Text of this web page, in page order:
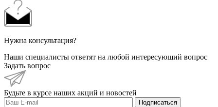
Нужна консультация?
Наши специалисты ответят на любой интересующий вопрос
Задать вопрос
Будьте в курсе наших акций и новостей
Подписаться